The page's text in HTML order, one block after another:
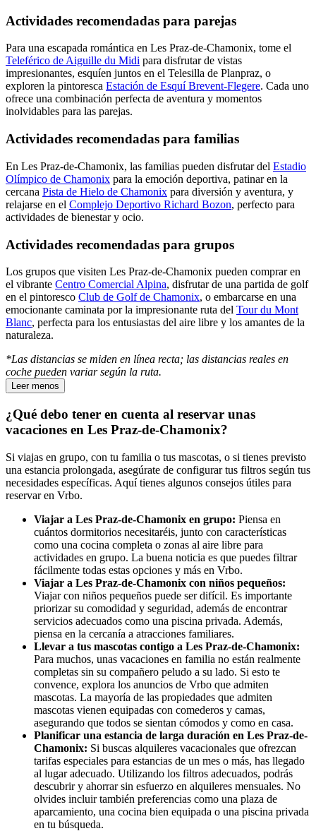
Actividades recomendadas para parejas
Para una escapada romántica en Les Praz-de-Chamonix, tome el
Teleférico de Aiguille du Midi para disfrutar de vistas
impresionantes, esquíen juntos en el Telesilla de Planpraz, o
exploren la pintoresca Estación de Esquí Brevent-Flegere. Cada uno
ofrece una combinación perfecta de aventura y momentos
inolvidables para las parejas.
Actividades recomendadas para familias
En Les Praz-de-Chamonix, las familias pueden disfrutar del Estadio
Olímpico de Chamonix para la emoción deportiva, patinar en la
cercana Pista de Hielo de Chamonix para diversión y aventura, y
relajarse en el Complejo Deportivo Richard Bozon, perfecto para
actividades de bienestar y ocio.
Actividades recomendadas para grupos
Los grupos que visiten Les Praz-de-Chamonix pueden comprar en
el vibrante Centro Comercial Alpina, disfrutar de una partida de golf
en el pintoresco Club de Golf de Chamonix, o embarcarse en una
emocionante caminata por la impresionante ruta del Tour du Mont
Blanc, perfecta para los entusiastas del aire libre y los amantes de la
naturaleza.
*Las distancias se miden en línea recta; las distancias reales en
coche pueden variar según la ruta.
Leer menos
¿Qué debo tener en cuenta al reservar unas
vacaciones en Les Praz-de-Chamonix?
Si viajas en grupo, con tu familia o tus mascotas, o si tienes previsto
una estancia prolongada, asegúrate de configurar tus filtros según tus
necesidades específicas. Aquí tienes algunos consejos útiles para
reservar en Vrbo.
Viajar a Les Praz-de-Chamonix en grupo: Piensa en
cuántos dormitorios necesitaréis, junto con características
como una cocina completa o zonas al aire libre para
actividades en grupo. La buena noticia es que puedes filtrar
fácilmente todas estas opciones y más en Vrbo.
Viajar a Les Praz-de-Chamonix con niños pequeños:
Viajar con niños pequeños puede ser difícil. Es importante
priorizar su comodidad y seguridad, además de encontrar
servicios adecuados como una piscina privada. Además,
piensa en la cercanía a atracciones familiares.
Llevar a tus mascotas contigo a Les Praz-de-Chamonix:
Para muchos, unas vacaciones en familia no están realmente
completas sin su compañero peludo a su lado. Si esto te
convence, explora los anuncios de Vrbo que admiten
mascotas. La mayoría de las propiedades que admiten
mascotas vienen equipadas con comederos y camas,
asegurando que todos se sientan cómodos y como en casa.
Planificar una estancia de larga duración en Les Praz-de-
Chamonix: Si buscas alquileres vacacionales que ofrezcan
tarifas especiales para estancias de un mes o más, has llegado
al lugar adecuado. Utilizando los filtros adecuados, podrás
descubrir y ahorrar sin esfuerzo en alquileres mensuales. No
olvides incluir también preferencias como una plaza de
aparcamiento, una cocina bien equipada o una piscina privada
en tu búsqueda.